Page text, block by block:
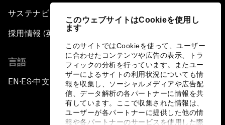
このウェブサイトはCookieを使用し
ます
このサイトではCookieを使って、ユーザー
に合わせたコンテンツや広告の表示、トラ
フィックの分析を行っています。またユー
ザーによるサイトの利用状況についても情
報を収集し、ソーシャルメディアや広告配
信、データ解析の各パートナーに情報を共
有しています。ここで収集された情報は、
ユーザーが各パートナーに提供した他の情
報や各パートナーのサービスを使用した際
サステナビリティへの取り組み
採用情報 (英語のみ)
言語
EN ▪ES▪中文▪ 日本語